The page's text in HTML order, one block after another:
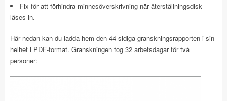
Fix för att förhindra minnesöverskrivning när återställningsdisk
läses in.
Här nedan kan du ladda hem den 44-sidiga granskningsrapporten i sin
helhet i PDF-format. Granskningen tog 32 arbetsdagar för två
personer: